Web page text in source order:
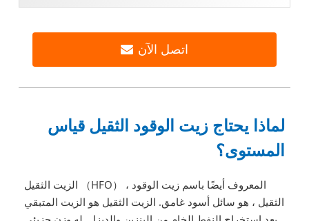
والزيلين ، إلخ ...
اتصل الآن
لماذا يحتاج زيت الوقود الثقيل قياس
المستوى؟
الزيت الثقيل （HFO） ، المعروف أيضًا باسم زيت الوقود
الثقيل ، هو سائل أسود غامق. الزيت الثقيل هو الزيت المتبقي